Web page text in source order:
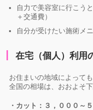
自力で美容室に行こう
＋交通費）
自分が受けたい施術メ
在宅（個人）利用
お住まいの地域によって
全国の相場は、おおよそ
・カット：３，０００～